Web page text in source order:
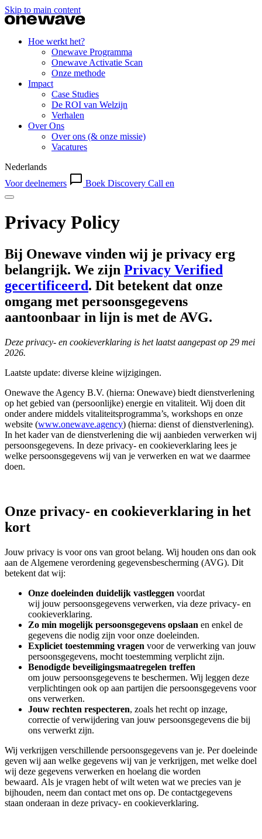
Skip to main content
Hoe werkt het?
Onewave Programma
Onewave Activatie Scan
Onze methode
Impact
Case Studies
De ROI van Welzijn
Verhalen
Over Ons
Over ons (& onze missie)
Vacatures
Nederlands
Voor deelnemers
Boek Discovery Call en
Privacy Policy
Bij Onewave vinden wij je privacy erg
belangrijk. We zijn Privacy Verified
gecertificeerd. Dit betekent dat onze
omgang met persoonsgegevens
aantoonbaar in lijn is met de AVG.
Deze privacy- en cookieverklaring is het laatst aangepast op 29 mei
2026.
Laatste update: diverse kleine wijzigingen.
Onewave the Agency B.V. (hierna: Onewave) biedt dienstverlening
op het gebied van (persoonlijke) energie en vitaliteit. Wij doen dit
onder andere middels vitaliteitsprogramma’s, workshops en onze
website (www.onewave.agency) (hierna: dienst of dienstverlening).
In het kader van de dienstverlening die wij aanbieden verwerken wij
persoonsgegevens. In deze privacy- en cookieverklaring lees je
welke persoonsgegevens wij van je verwerken en wat we daarmee
doen.
Onze privacy- en cookieverklaring in het
kort
Jouw privacy is voor ons van groot belang. Wij houden ons dan ook
aan de Algemene verordening gegevensbescherming (AVG). Dit
betekent dat wij:
Onze doeleinden duidelijk vastleggen voordat
wij jouw persoonsgegevens verwerken, via deze privacy- en
cookieverklaring.
Zo min mogelijk persoonsgegevens opslaan en enkel de
gegevens die nodig zijn voor onze doeleinden.
Expliciet toestemming vragen voor de verwerking van jouw
persoonsgegevens, mocht toestemming verplicht zijn.
Benodigde beveiligingsmaatregelen treffen
om jouw persoonsgegevens te beschermen. Wij leggen deze
verplichtingen ook op aan partijen die persoonsgegevens voor
ons verwerken.
Jouw rechten respecteren, zoals het recht op inzage,
correctie of verwijdering van jouw persoonsgegevens die bij
ons verwerkt zijn.
Wij verkrijgen verschillende persoonsgegevens van je. Per doeleinde
geven wij aan welke gegevens wij van je verkrijgen, met welke doel
wij deze gegevens verwerken en hoelang die worden
bewaard. Als je vragen hebt of wilt weten wat we precies van je
bijhouden, neem dan contact met ons op. De contactgegevens
staan onderaan in deze privacy- en cookieverklaring.